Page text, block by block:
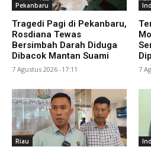
Pekanbaru
Tragedi Pagi di Pekanbaru,
Rosdiana Tewas
Bersimbah Darah Diduga
Dibacok Mantan Suami
7 Agustus 2026 -17:11 7
Riau